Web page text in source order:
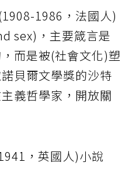
1986，法國人)
sex)，主要箴言是
而是被(社會文化)塑
貝爾文學獎的沙特
義哲學家，開放關
，英國人)小說